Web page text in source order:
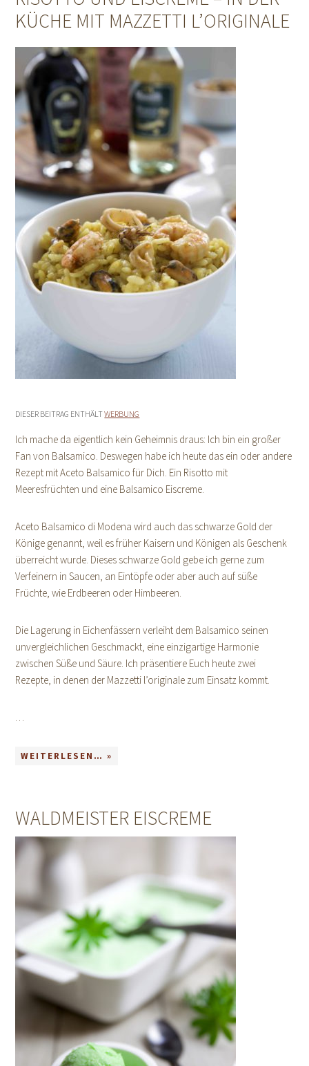
KÜCHE MIT MAZZETTI L’ORIGINALE
DIESER BEITRAG ENTHÄLTWERBUNG
Ich mache da eigentlich kein Geheimnis draus: Ich bin ein großer
Fan von Balsamico. Deswegen habe ich heute das ein oder andere
Rezept mit Aceto Balsamico für Dich. Ein Risotto mit
Meeresfrüchten und eine Balsamico Eiscreme.
Aceto Balsamico di Modena wird auch das schwarze Gold der
Könige genannt, weil es früher Kaisern und Königen als Geschenk
überreicht wurde. Dieses schwarze Gold gebe ich gerne zum
Verfeinern in Saucen, an Eintöpfe oder aber auch auf süße
Früchte, wie Erdbeeren oder Himbeeren.
Die Lagerung in Eichenfässern verleiht dem Balsamico seinen
unvergleichlichen Geschmackt, eine einzigartige Harmonie
zwischen Süße und Säure. Ich präsentiere Euch heute zwei
Rezepte, in denen der Mazzetti l’originale zum Einsatz kommt.
…
WEITERLESEN… »
WALDMEISTER EISCREME